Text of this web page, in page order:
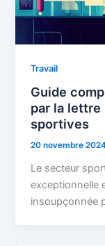
Travail
Guide
par la lettre
sportives
20 novembre
Le secteur
exceptionnelle
insoupçonnée